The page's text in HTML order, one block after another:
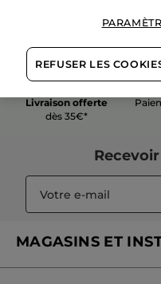
Livraison offerte
dès 35€*
Recevoir
MAGASINS ET
REFUSER LES